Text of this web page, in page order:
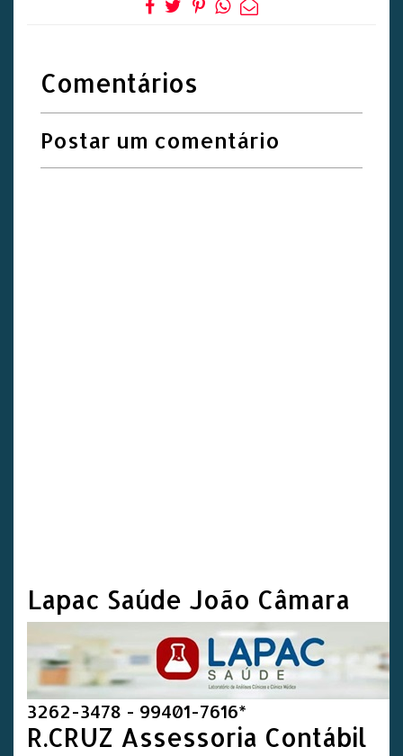
Comentários
Postar um comentário
Lapac Saúde João Câmara
3262-3478 - 99401-7616*
R.CRUZ Assessoria Contábil